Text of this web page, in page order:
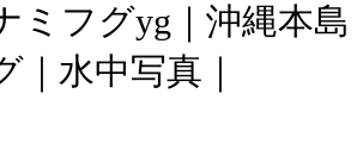
ミフグyg｜沖縄本
｜水中写真｜